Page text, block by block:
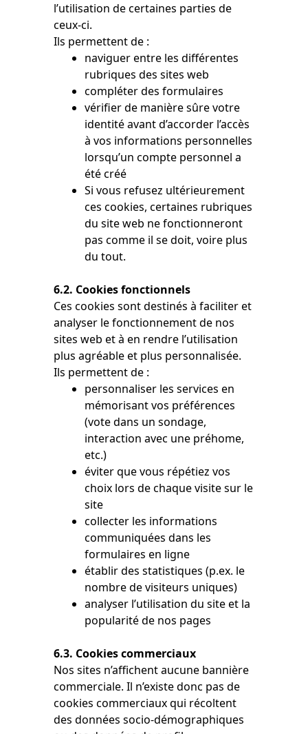
l’utilisation de certaines parties de
ceux-ci.
Ils permettent de :
naviguer entre les différentes
rubriques des sites web
compléter des formulaires
vérifier de manière sûre votre
identité avant d’accorder l’accès
à vos informations personnelles
lorsqu’un compte personnel a
été créé
Si vous refusez ultérieurement
ces cookies, certaines rubriques
du site web ne fonctionneront
pas comme il se doit, voire plus
du tout.
6.2. Cookies fonctionnels
Ces cookies sont destinés à faciliter et
analyser le fonctionnement de nos
sites web et à en rendre l’utilisation
plus agréable et plus personnalisée.
Ils permettent de :
personnaliser les services en
mémorisant vos préférences
(vote dans un sondage,
interaction avec une préhome,
etc.)
éviter que vous répétiez vos
choix lors de chaque visite sur le
site
collecter les informations
communiquées dans les
formulaires en ligne
établir des statistiques (p.ex. le
nombre de visiteurs uniques)
analyser l’utilisation du site et la
popularité de nos pages
6.3. Cookies commerciaux
Nos sites n’affichent aucune bannière
commerciale. Il n’existe donc pas de
cookies commerciaux qui récoltent
des données socio-démographiques